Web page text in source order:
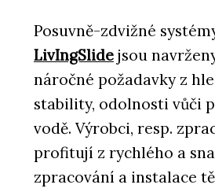
Posuvně-zdvižné
LivIngSlide jsou
náročné požadavky z
stability, odolnosti vůči
vodě. Výrobci, resp.
profitují z rychlého a
zpracování a instalace